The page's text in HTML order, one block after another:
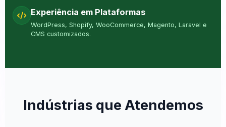
Experiência em Plataformas
WordPress, Shopify, WooCommerce, Magento, Laravel e
CMS customizados.
Indústrias que Atendemos